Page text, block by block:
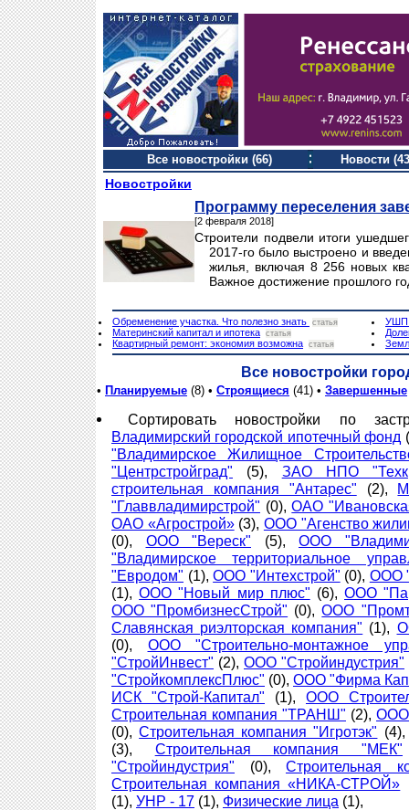
Все новостройки (66) Новости
Новостройки
Программу переселения
[2 февраля 2018]
Строители подвели итоги
2017-го было выстроено и
жилья, включая 8 256 новых
Важное достижение прошлого
Обременение участка. Что полезно знать статья
Материнский капитал и ипотека статья
Квартирный ремонт: экономия возможна статья
УШП.
Все новостройки
• Планируемые (8) • Строящиеся (41) • Завершенные
Сортировать новостройки по
Владимирский городской ипотечный фонд
"Владимирское Жилищное
"Центрстройград" (5), ЗАО НПО
строительная компания "Антарес" (2),
"Главвладимирстрой" (0),ОАО
ОАО «Агрострой»(3), ООО "Агенство
(0), ООО "Вереск" (5), ООО
"Владимирское территориальное
"Евродом" (1),ООО "Интехстрой" (0), ООО
(1),ООО "Новый мир плюс" (6),ООО
ООО "ПромбизнесСтрой" (0),ООО
Славянская риэлторская компания" (1),
(0), ООО "Строительно-монтажное
"СтройИнвест" (2), ООО "Стройиндустрия"
"СтройкомплексПлюс" (0), ООО "Фирма
ИСК "Строй-Капитал" (1), ООО
Строительная компания "ТРАНШ" (2), ООО
(0),Строительная компания "Игротэк"
(3), Строительная компания "МЕК"
"Стройиндустрия" (0), Строительная
Строительная компания «НИКА-СТРОЙ»
(1), УНР - 17 (1), Физические лица (1),